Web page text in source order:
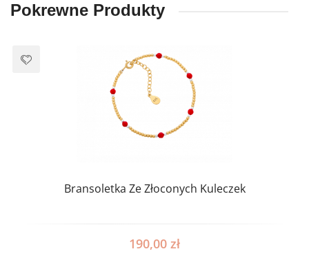
Pokrewne Produkty
Bransoletka Ze Złoconych Kuleczek
190,00 zł